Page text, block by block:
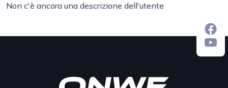
Non c'è ancora una descrizione dell'utente